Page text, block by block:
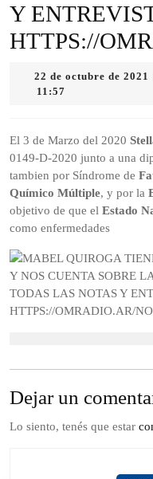
Y
HTTPS://
22 de octubre de 2021
11:57
El 3 de Marzo del 2020
0149-D-2020 junto a una
tambien por Síndrome de
Químico Múltiple, y por la
objetivo de que el Estado
como enfermedades
Dejar un
Lo siento, tenés que estar